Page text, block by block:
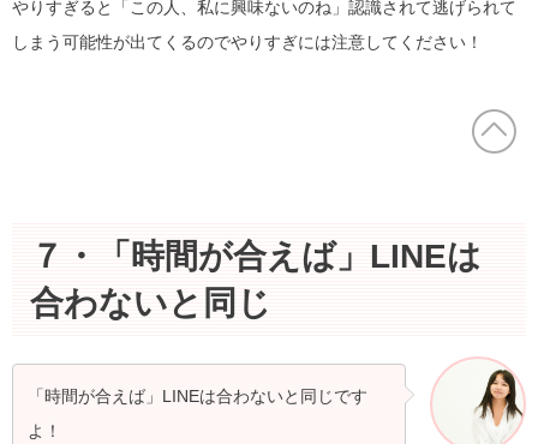
やりすぎると「この人、私に興味ないのね」認識されて逃げられて
しまう可能性が出てくるのでやりすぎには注意してください！
７・「時間が合えば」LINEは
合わないと同じ
「時間が合えば」LINEは合わないと同じです
よ！